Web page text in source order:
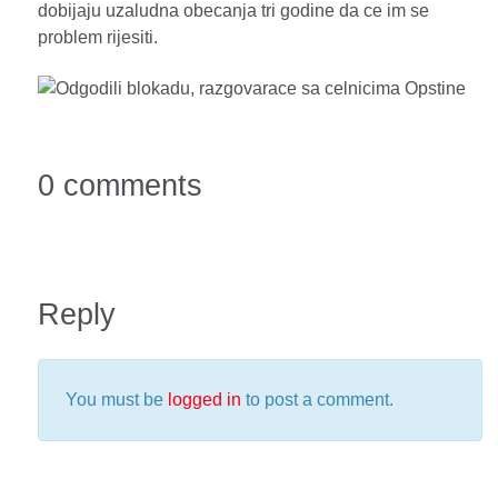
dobijaju uzaludna obecanja tri godine da ce im se
problem rijesiti.
0 comments
Reply
You must be logged in to post a comment.